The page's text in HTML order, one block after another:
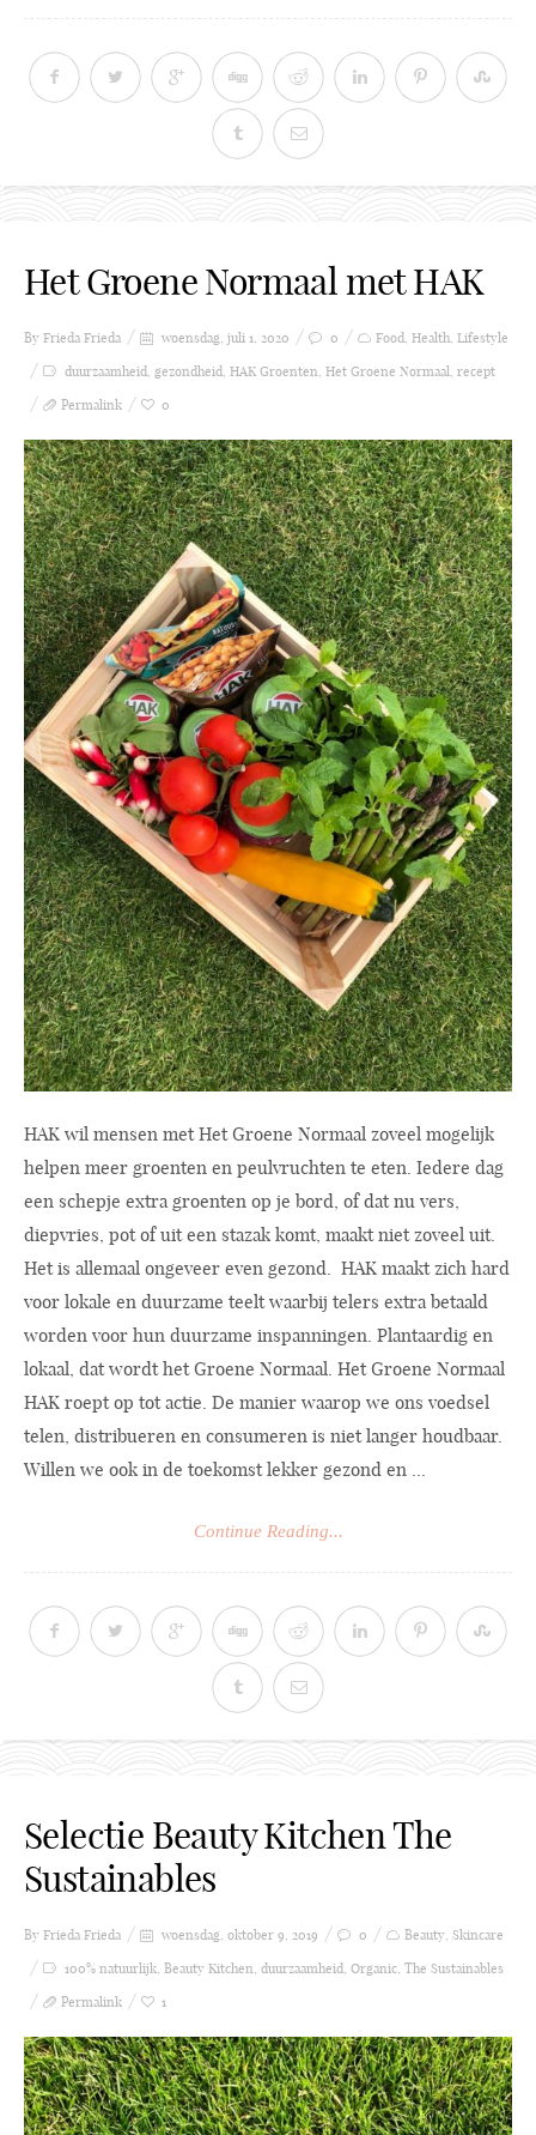
Het Groene Normaal met HAK
By Frieda Frieda woensdag, juli 1, 2020 0 Food Health Lifestyle
duurzaamheid gezondheid HAK Groenten Het Groene Normaal recept
Permalink
0
HAK wil mensen met Het Groene Normaal zoveel mogelijk
helpen meer groenten en peulvruchten te eten. Iedere dag
een schepje extra groenten op je bord, of dat nu vers,
diepvries, pot of uit een stazak komt, maakt niet zoveel uit.
Het is allemaal ongeveer even gezond. HAK maakt zich hard
voor lokale en duurzame teelt waarbij telers extra betaald
worden voor hun duurzame inspanningen. Plantaardig en
lokaal, dat wordt het Groene Normaal. Het Groene Normaal
HAK roept op tot actie. De manier waarop we ons voedsel
telen, distribueren en consumeren is niet langer houdbaar.
Willen we ook in de toekomst lekker gezond en ...
Continue Reading...
Selectie Beauty Kitchen The
Sustainables
By Frieda Frieda woensdag, oktober 9, 2019 0 Beauty, Skincare
100% natuurlijk, Beauty Kitchen, duurzaamheid, Organic, The Sustainables
Permalink
1